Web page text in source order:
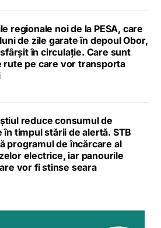
regionale noi de la PESA, care
de zile garate în depoul Obor,
în circulație. Care sunt
rute pe care vor transporta
reduce consumul de
în timpul stării de alertă. STB
programul de încărcare al
electrice, iar panourile
vor fi stinse seara